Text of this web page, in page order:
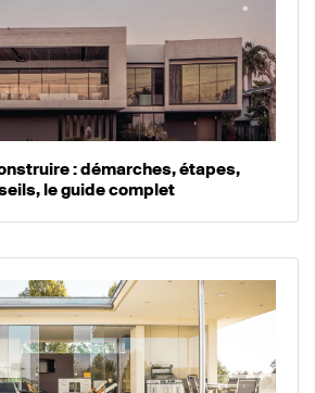
: démarches, étapes,
le guide complet